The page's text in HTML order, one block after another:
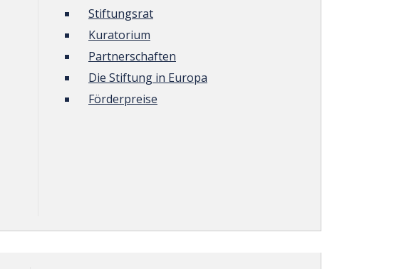
Stiftungsrat
Kuratorium
Partnerschaften
Die Stiftung in Europa
Förderpreise